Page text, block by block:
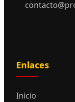
Enlaces
Inicio